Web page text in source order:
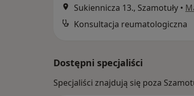
Sukiennicza 13., Szamotuły •
Konsultacja reumatologiczna
Dostępni specjaliści
Specjaliści znajdują się poza